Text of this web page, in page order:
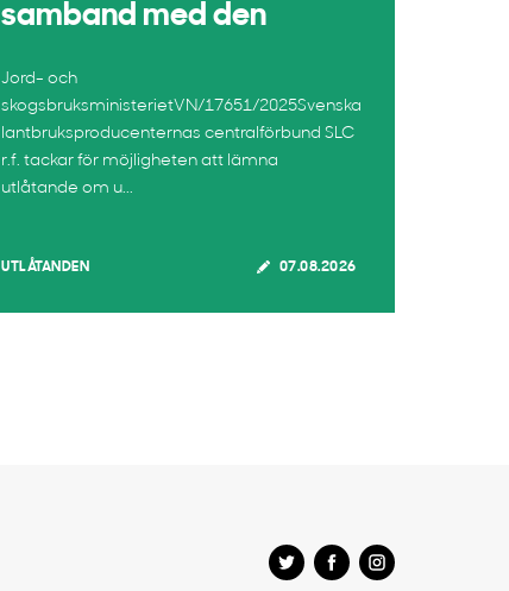
samband med den
Jord- och
skogsbruksministerietVN/17651/2025Svenska
lantbruksproducenternas centralförbund SLC
r.f. tackar för möjligheten att lämna
utlåtande om u...
UTLÅTANDEN 07.08.2026